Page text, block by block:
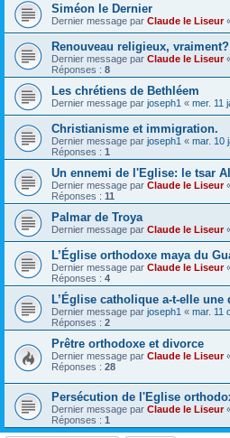
Siméon le Dernier
Dernier message par Claude le Liseur
Renouveau religieux, vraiment?
Dernier message par Claude le Liseur
Réponses : 8
Les chrétiens de Bethléem
Dernier message par joseph1 « mer. 11
Christianisme et immigration.
Dernier message par joseph1 « mar. 10
Réponses : 1
Un ennemi de l'Eglise: le tsar
Dernier message par Claude le Liseur
Réponses : 11
Palmar de Troya
Dernier message par Claude le Liseur
L’Église orthodoxe maya du
Dernier message par Claude le Liseur
Réponses : 4
L’Église catholique a-t-elle une
Dernier message par joseph1 « mar. 11
Réponses : 2
Prêtre orthodoxe et divorce
Dernier message par Claude le Liseur
Réponses : 28
Persécution de l'Eglise
Dernier message par Claude le Liseur
Réponses : 1